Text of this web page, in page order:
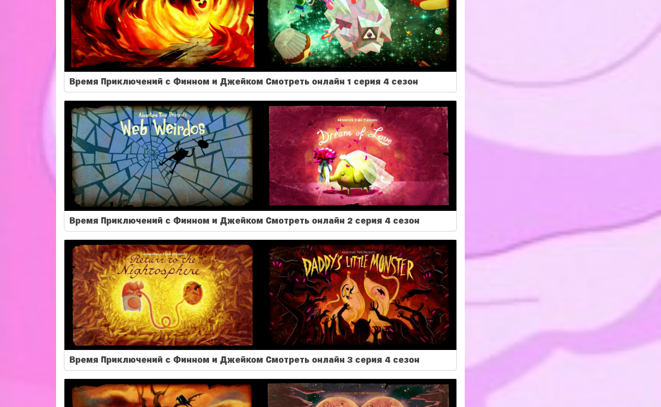
Время Приключений с Финном и Джейком Смотреть онлайн 1 серия 4 сезон
Время Приключений с Финном и Джейком Смотреть онлайн 2 серия 4 сезон
Время Приключений с Финном и Джейком Смотреть онлайн 3 серия 4 сезон